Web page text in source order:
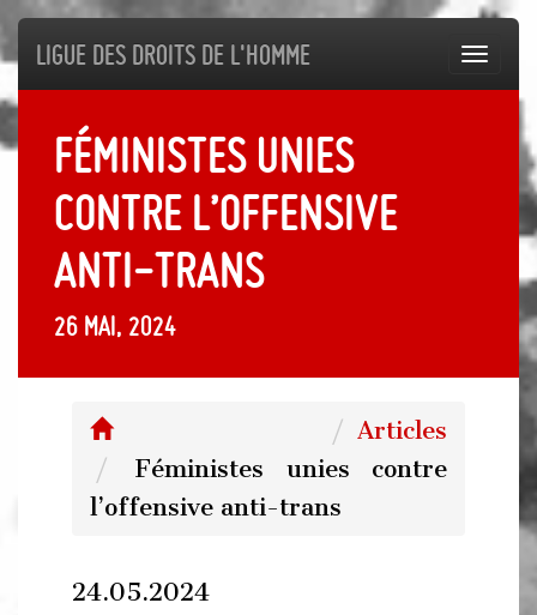
Ligue des droits de l'Homme
Féministes unies
contre l’offensive
anti-trans
26 mai, 2024
Articles
Féministes unies contre
l’offensive anti-trans
24.05.2024